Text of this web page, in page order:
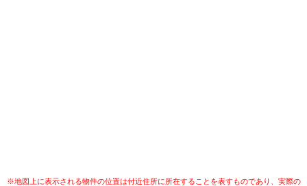
※地図上に表示される物件の位置は付近住所に所在することを表すものであり、実際の